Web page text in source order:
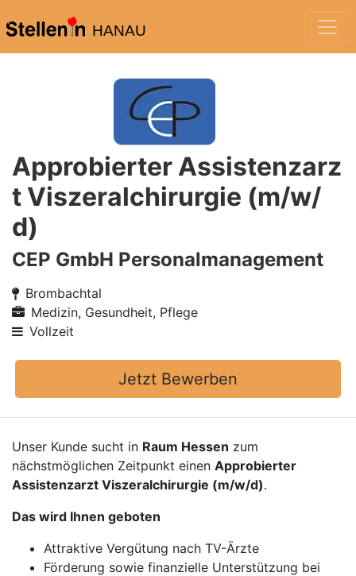
HANAU
Approbierter Assistenzarz
t Viszeralchirurgie (m/w/
d)
CEP GmbH Personalmanagement
Brombachtal
Medizin, Gesundheit, Pflege
Vollzeit
Jetzt Bewerben
Unser Kunde sucht in Raum Hessen zum
nächstmöglichen Zeitpunkt einen Approbierter
Assistenzarzt Viszeralchirurgie (m/w/d).
Das wird Ihnen geboten
Attraktive Vergütung nach TV-Ärzte
Förderung sowie finanzielle Unterstützung bei